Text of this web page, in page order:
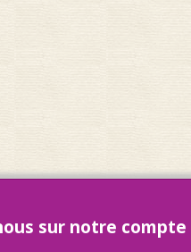
sur notre compte